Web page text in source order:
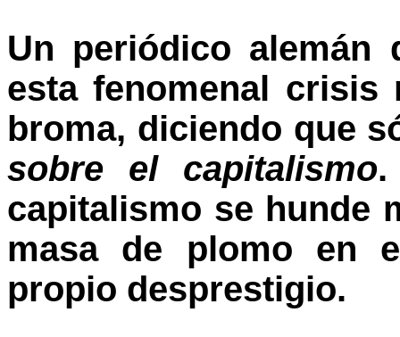
Un periódico alemán
esta fenomenal
broma, diciendo que
sobre el capitalismo.
capitalismo se hunde
masa de plomo en
propio desprestigio.